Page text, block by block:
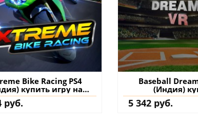
Bike Racing PS4
купить игру на
аккаунт
руб.
Baseball
(Индия)
5 342 руб.